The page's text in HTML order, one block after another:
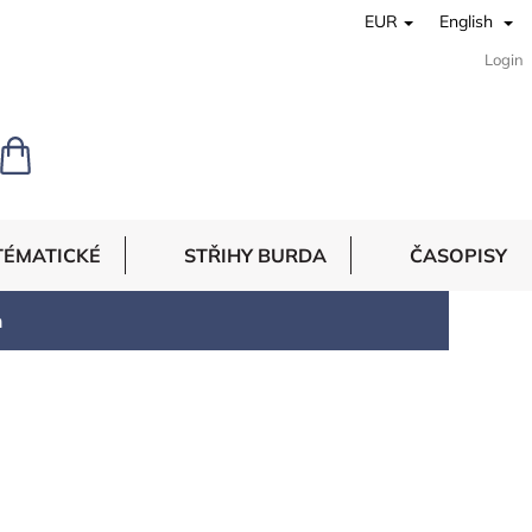
EUR English
Login
SHOPPING
CART
STŘIHY BURDA ČASOPISY